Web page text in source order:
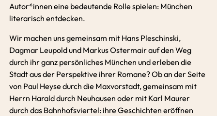
Autor*innen eine bedeutende Rolle spielen: München
literarisch entdecken.
Wir machen uns gemeinsam mit Hans Pleschinski,
Dagmar Leupold und Markus Ostermair auf den Weg
durch ihr ganz persönliches München und erleben die
Stadt aus der Perspektive ihrer Romane? Ob an der Seite
von Paul Heyse durch die Maxvorstadt, gemeinsam mit
Herrn Harald durch Neuhausen oder mit Karl Maurer
durch das Bahnhofsviertel: ihre Geschichten eröffnen